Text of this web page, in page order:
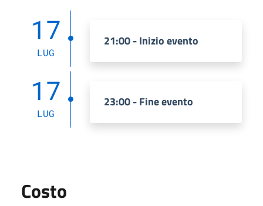
17
LUG
21:00 - Inizio evento
17
LUG
23:00 - Fine evento
Costo